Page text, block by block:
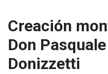
Creación
Don
Donizzetti